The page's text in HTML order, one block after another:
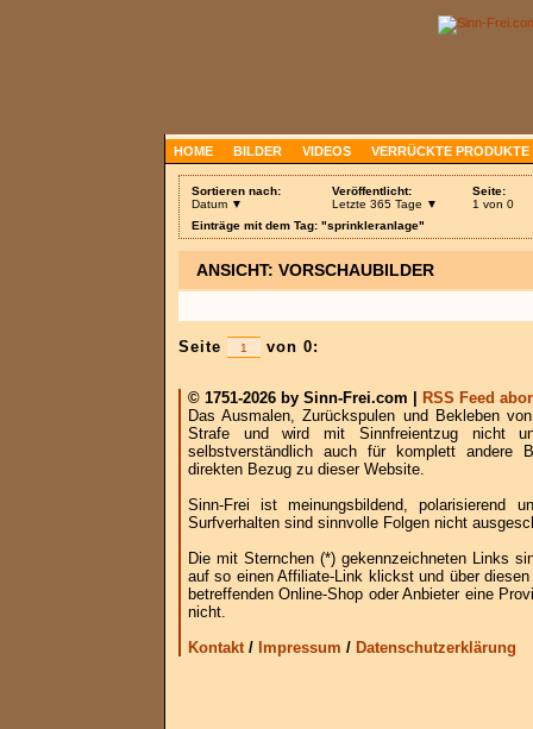
HOME BILDER VIDEOS VERRÜCKTE PRODUKTE
Sortieren nach:
Datum ▼
Veröffentlicht:
Letzte 365 Tage ▼
Seite:
1 von 0
Einträge mit dem Tag: "sprinkleranlage"
ANSICHT: VORSCHAUBILDER
Seite von 0:
© 1751-2026 by Sinn-Frei.com |
RSS Feed
Das Ausmalen, Zurückspulen und Bekleben
Strafe und wird mit Sinnfreientzug nicht
selbstverständlich auch für komplett andere
direkten Bezug zu dieser Website.
Sinn-Frei ist meinungsbildend, polarisierend
Surfverhalten sind sinnvolle Folgen nicht
Die mit Sternchen (*) gekennzeichneten Links
auf so einen Affiliate-Link klickst und über
betreffenden Online-Shop oder Anbieter eine
nicht.
Kontakt/ Impressum / Datenschutzerklärung